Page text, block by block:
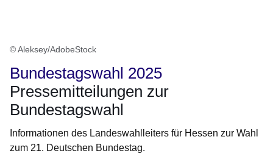
© Aleksey/AdobeStock
Bundestagswahl 2025
Pressemitteilungen zur
Bundestagswahl
Informationen des Landeswahlleiters für Hessen zur Wahl
zum 21. Deutschen Bundestag.